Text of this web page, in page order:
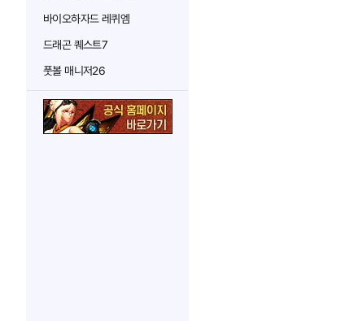
바이오하자드 레퀴엠
드래곤 퀘스트7
풋볼 매니저26